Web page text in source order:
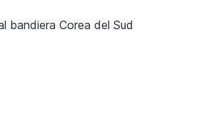
bandiera Corea del Sud